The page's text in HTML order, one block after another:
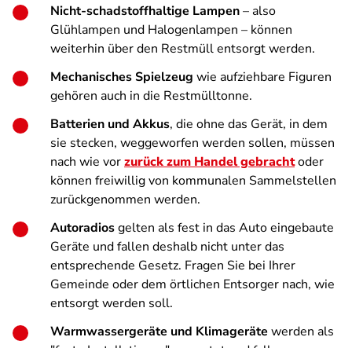
Nicht-schadstoffhaltige Lampen– also
Glühlampen und Halogenlampen – können
weiterhin über den Restmüll entsorgt werden.
Mechanisches Spielzeug wie aufziehbare Figuren
gehören auch in die Restmülltonne.
Batterien und Akkus, die ohne das Gerät, in dem
sie stecken, weggeworfen werden sollen, müssen
nach wie vorzurück zum Handel gebrachtoder
können freiwillig von kommunalen Sammelstellen
zurückgenommen werden.
Autoradiosgelten als fest in das Auto eingebaute
Geräte und fallen deshalb nicht unter das
entsprechende Gesetz. Fragen Sie bei Ihrer
Gemeinde oder dem örtlichen Entsorger nach, wie
entsorgt werden soll.
Warmwassergeräte und Klimageräte werden als